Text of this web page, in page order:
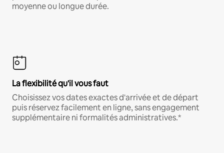
moyenne ou longue durée.
La flexibilité qu'il vous faut
Choisissez vos dates exactes d'arrivée et de départ
puis réservez facilement en ligne, sans engagement
supplémentaire ni formalités administratives.*